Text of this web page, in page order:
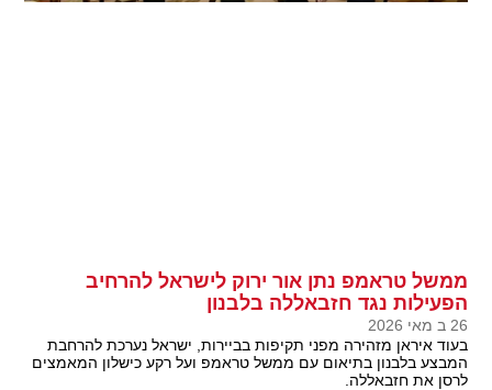
ממשל טראמפ נתן אור ירוק לישראל להרחיב
הפעילות נגד חזבאללה בלבנון
26 ב מאי 2026
בעוד איראן מזהירה מפני תקיפות בביירות, ישראל נערכת להרחבת
המבצע בלבנון בתיאום עם ממשל טראמפ ועל רקע כישלון המאמצים
לרסן את חזבאללה.